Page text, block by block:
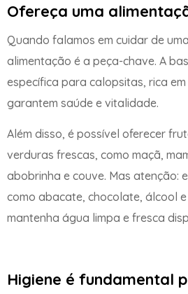
Ofereça uma
Quando falamos em cuidar de
alimentação é a peça-chave. A
específica para calopsitas, rica
garantem saúde e vitalidade.
Além disso, é possível oferecer
verduras frescas, como maçã,
abobrinha e couve. Mas atenção:
como abacate, chocolate, álcool e
mantenha água limpa e fresca
Higiene é fundamental